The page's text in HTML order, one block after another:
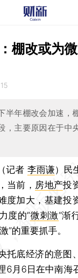
棚改或为
半年棚改会加速，
，主要原因在于中
记者 李雨谦） 民
当前， 房地产投
度加大，基建投
度的“微刺激”渐
”的重要抓手。
底经济的意图
6月6日在中南海